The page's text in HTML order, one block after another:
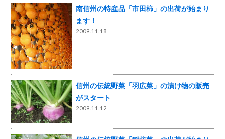
南信州の特産品「市田柿」の出荷が始まり
ます！
2009.11.18
信州の伝統野菜「羽広菜」の漬け物の販売
がスタート
2009.11.12